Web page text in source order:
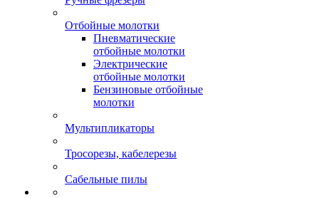
Отбойные молотки
Пневматические
отбойные молотки
Электрические
отбойные молотки
Бензиновые отбойные
молотки
Мультипликаторы
Тросорезы, кабелерезы
Сабельные пилы